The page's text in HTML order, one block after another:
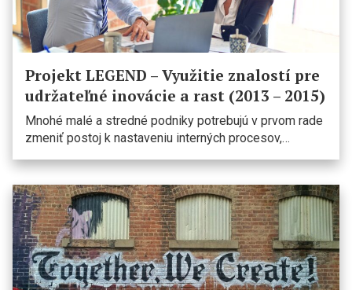
Projekt LEGEND – Využitie znalostí pre
udržateľné inovácie a rast (2013 – 2015)
Mnohé malé a stredné podniky potrebujú v prvom rade
zmeniť postoj k nastaveniu interných procesov,…